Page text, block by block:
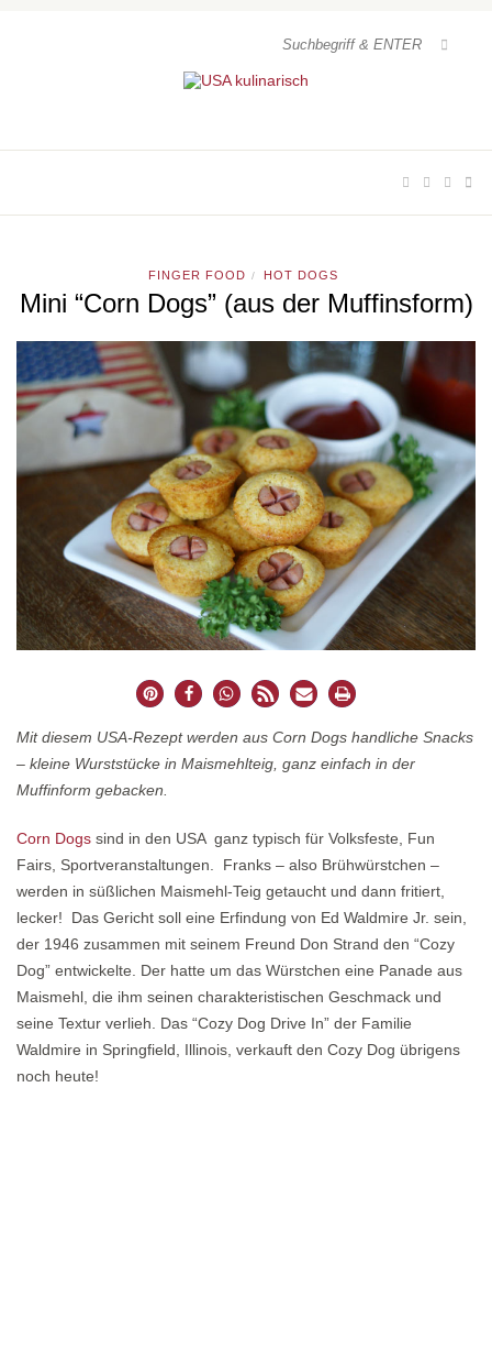
FINGER FOOD / HOT DOGS
Mini “Corn Dogs” (aus der Muffinsform)
Mit diesem USA-Rezept werden aus Corn Dogs handliche Snacks
– kleine Wurststücke in Maismehlteig, ganz einfach in der
Muffinform gebacken.
Corn Dogs sind in den USA ganz typisch für Volksfeste, Fun
Fairs, Sportveranstaltungen. Franks – also Brühwürstchen –
werden in süßlichen Maismehl-Teig getaucht und dann fritiert,
lecker! Das Gericht soll eine Erfindung von Ed Waldmire Jr. sein,
der 1946 zusammen mit seinem Freund Don Strand den “Cozy
Dog” entwickelte. Der hatte um das Würstchen eine Panade aus
Maismehl, die ihm seinen charakteristischen Geschmack und
seine Textur verlieh. Das “Cozy Dog Drive In” der Familie
Waldmire in Springfield, Illinois, verkauft den Cozy Dog übrigens
noch heute!